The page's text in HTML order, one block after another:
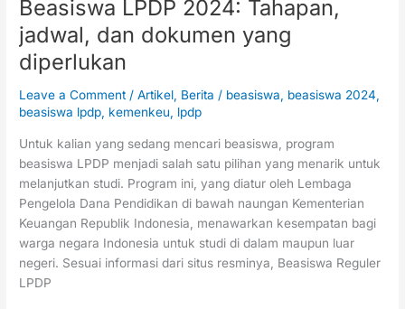
Beasiswa LPDP 2024: Tahapan,
jadwal, dan dokumen yang
diperlukan
Leave a Comment /Artikel Berita / beasiswa beasiswa 2024
beasiswa lpdp kemenkeu lpdp
Untuk kalian yang sedang mencari beasiswa, program
beasiswa LPDP menjadi salah satu pilihan yang menarik untuk
melanjutkan studi. Program ini, yang diatur oleh Lembaga
Pengelola Dana Pendidikan di bawah naungan Kementerian
Keuangan Republik Indonesia, menawarkan kesempatan bagi
warga negara Indonesia untuk studi di dalam maupun luar
negeri. Sesuai informasi dari situs resminya, Beasiswa Reguler
LPDP
jadwal,
dan
dokumen
yang
diperlukan